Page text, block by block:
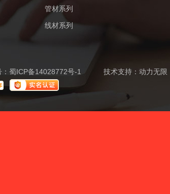
管材系列
线材系列
蜀ICP备14028772号-1 技术支持： 动力无限